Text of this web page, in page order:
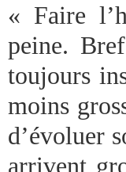
« Faire
peine.
toujours
moins
d’évoluer
arrivent